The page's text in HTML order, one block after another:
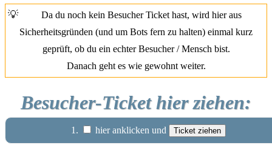
💡
Da du noch kein Besucher Ticket hast, wird hier aus
Sicherheitsgründen (und um Bots fern zu halten) einmal kurz
geprüft, ob du ein echter Besucher / Mensch bist.
Danach geht es wie gewohnt weiter.
Besucher-Ticket hier ziehen:
1. hier anklicken und